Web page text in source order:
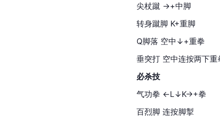
尖杖蹴 →+中脚
转身蹴脚 K+重脚
Q脚落 空中↓+重拳
垂突打 空中连按两下重
必杀技
气功拳 ←L↓K→+拳
百烈脚 连按脚掣